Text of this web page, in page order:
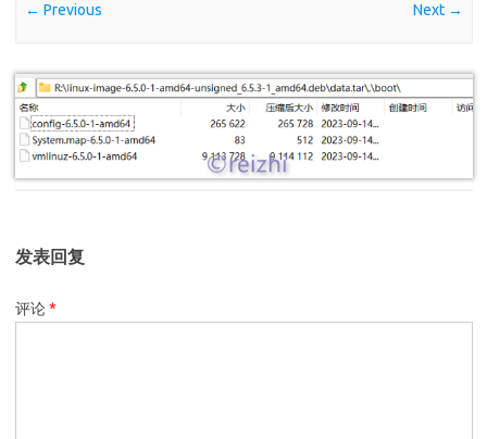
← Previous Next →
发表回复
评论*